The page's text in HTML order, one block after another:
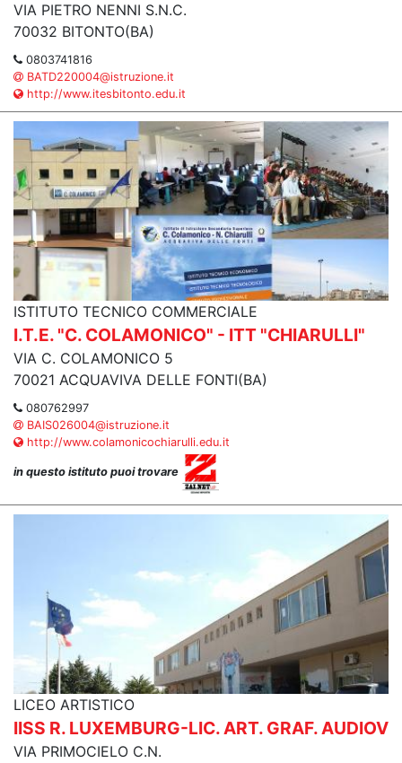
VIA PIETRO NENNI S.N.C.
70032 BITONTO(BA)
0803741816
BATD220004@istruzione.it
http://www.itesbitonto.edu.it
ISTITUTO TECNICO COMMERCIALE
I.T.E. "C. COLAMONICO" - ITT "CHIARULLI"
VIA C. COLAMONICO 5
70021 ACQUAVIVA DELLE FONTI(BA)
080762997
BAIS026004@istruzione.it
http://www.colamonicochiarulli.edu.it
in questo istituto puoi trovare
LICEO ARTISTICO
IISS R. LUXEMBURG-LIC. ART. GRAF. AUDIOV
VIA PRIMOCIELO C.N.